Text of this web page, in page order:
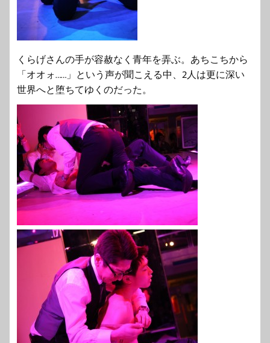
くらげさんの手が容赦なく青年を弄ぶ。あちこちから
「オオォ……」という声が聞こえる中、2人は更に深い
世界へと堕ちてゆくのだった。